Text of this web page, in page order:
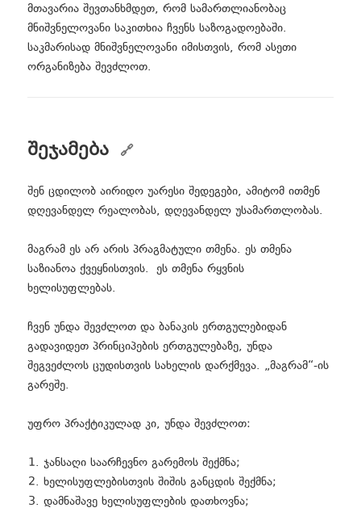
მთავარია შევთანხმდეთ, რომ სამართლიანობაც
მნიშვნელოვანი საკითხია ჩვენს საზოგადოებაში.
საკმარისად მნიშვნელოვანი იმისთვის, რომ ასეთი
ორგანიზება შევძლოთ.
შეჯამება
შენ ცდილობ აირიდო უარესი შედეგები, ამიტომ ითმენ
დღევანდელ რეალობას, დღევანდელ უსამართლობას.
მაგრამ ეს არ არის პრაგმატული თმენა. ეს თმენა
საზიანოა ქვეყნისთვის. ეს თმენა რყვნის
ხელისუფლებას.
ჩვენ უნდა შევძლოთ და ბანაკის ერთგულებიდან
გადავიდეთ პრინციპების ერთგულებაზე, უნდა
შეგვეძლოს ცუდისთვის სახელის დარქმევა. „მაგრამ“-ის
გარეშე.
უფრო პრაქტიკულად კი, უნდა შევძლოთ:
ჯანსაღი საარჩევნო გარემოს შექმნა;
ხელისუფლებისთვის შიშის განცდის შექმნა;
დამნაშავე ხელისუფლების დათხოვნა;